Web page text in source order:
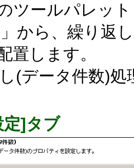
ツールパレッ
から、繰り返
置します。
(データ件数)
定]タブ